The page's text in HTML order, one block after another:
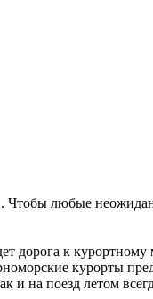
Чтобы любые
дорога к
курорты
и на поезд летом